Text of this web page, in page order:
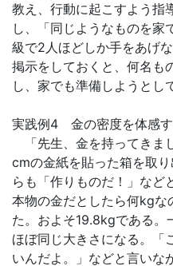
教え、行動に起こすよう指
し、「同じようなものを家
級で2人ほどしか手をあげ
掲示をしておくと、何名も
し、家でも準備しようとし
実践例4 金の密度を体感
「先生、金を持ってきま
cmの金紙を貼った箱を取
らも「作りものだ！」など
本物の金だとしたら何kgな
た。およそ19.8kgである。
ほぼ同じ大きさになる。「
いんだよ。」などと言いな